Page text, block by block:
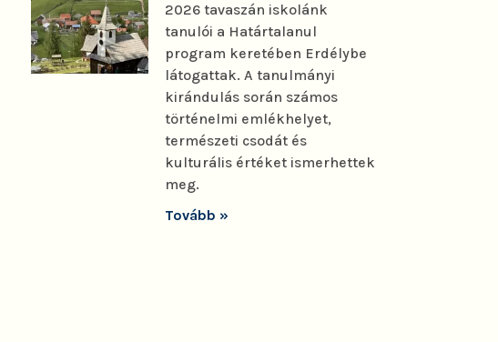
2026 tavaszán iskolánk
tanulói a Határtalanul
program keretében Erdélybe
látogattak. A tanulmányi
kirándulás során számos
történelmi emlékhelyet,
természeti csodát és
kulturális értéket ismerhettek
meg.
Tovább »